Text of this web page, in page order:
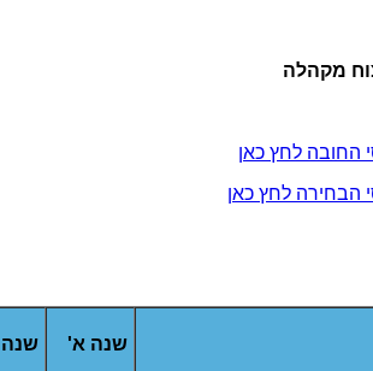
מקהלה
החובה לחץ כאן
הבחירה לחץ כאן
שנה א'